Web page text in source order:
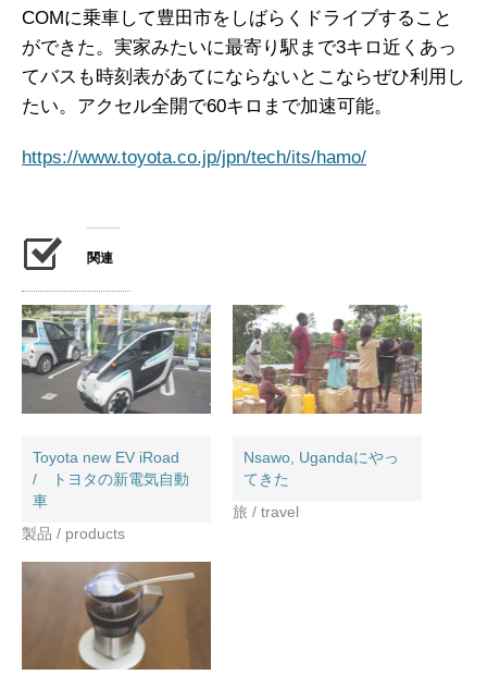
COMに乗車して豊田市をしばらくドライブすること
ができた。実家みたいに最寄り駅まで3キロ近くあっ
てバスも時刻表があてにならないとこならぜひ利用し
たい。アクセル全開で60キロまで加速可能。
https://www.toyota.co.jp/jpn/tech/its/hamo/
関連
Toyota new EV iRoad
/ トヨタの新電気自動
車
製品 / products
Nsawo, Ugandaにやっ
てきた
旅 / travel